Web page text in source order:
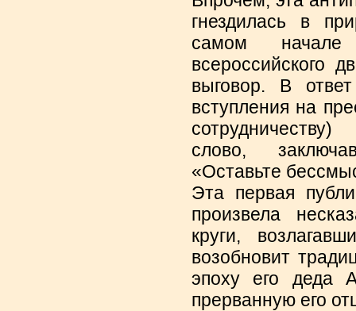
гнездилась в
самом начале
всероссийского
выговор. В
вступления на
слово,
«Оставьте
Эта первая
произвела
круги,
возобновит
эпоху его деда
прерванную его